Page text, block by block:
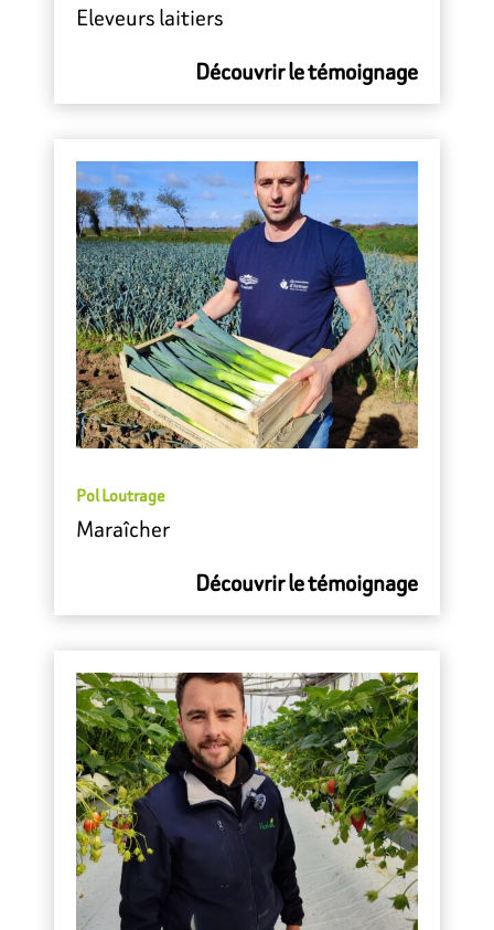
Eleveurs laitiers
Découvrir le témoignage
Pol Loutrage
Maraîcher
Découvrir le témoignage